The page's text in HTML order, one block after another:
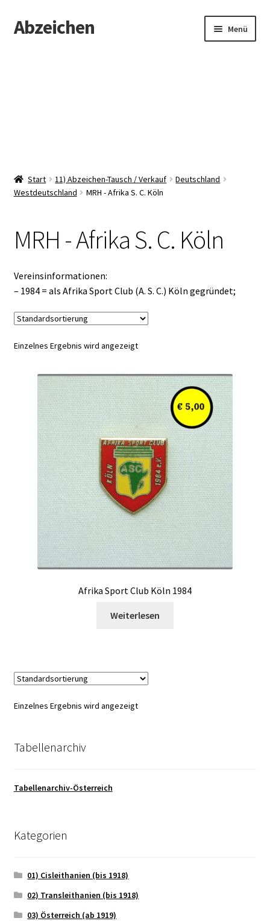
Zur
Navigation
Zum
Inhalt
Abzeichen Menü
Start 11) Abzeichen-Tausch / Verkauf
Deutschland
Westdeutschland
MRH - Afrika S. C. Köln
MRH - Afrika S. C. Köln
Vereinsinformationen:
– 1984 = als Afrika Sport Club (A. S. C.) Köln gegründet;
Einzelnes Ergebnis wird angezeigt
Afrika Sport Club Köln 1984
Weiterlesen
Einzelnes Ergebnis wird angezeigt
Tabellenarchiv
Tabellenarchiv-Österreich
Kategorien
01) Cisleithanien (bis 1918)
02) Transleithanien (bis 1918)
03) Österreich (ab 1919)